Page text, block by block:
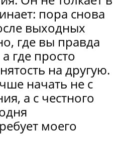
пора снова
выходных
где вы правда
где просто
на другую.
начать не с
а с честного
моего